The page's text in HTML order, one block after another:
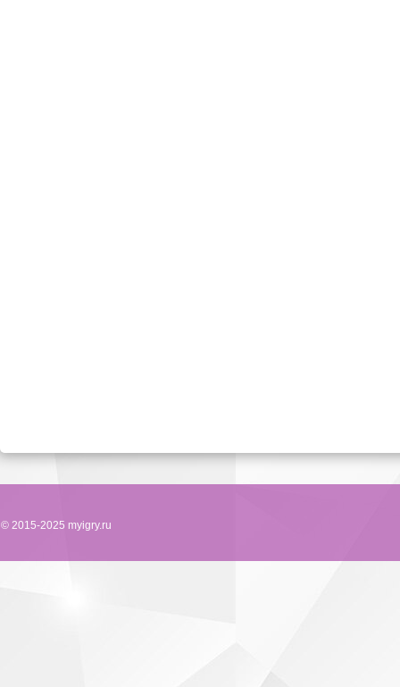
© 2015-2025 myigry.ru